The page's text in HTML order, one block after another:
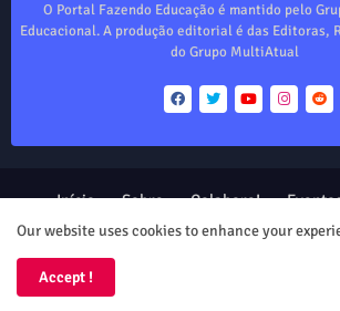
O Portal Fazendo Educação é mantido pelo
Educacional. A produção editorial é das Editoras,
do Grupo MultiAtual
Design by -
Início Sobre Colabore!
Produtos
Our website uses cookies to enhance your
Accept !